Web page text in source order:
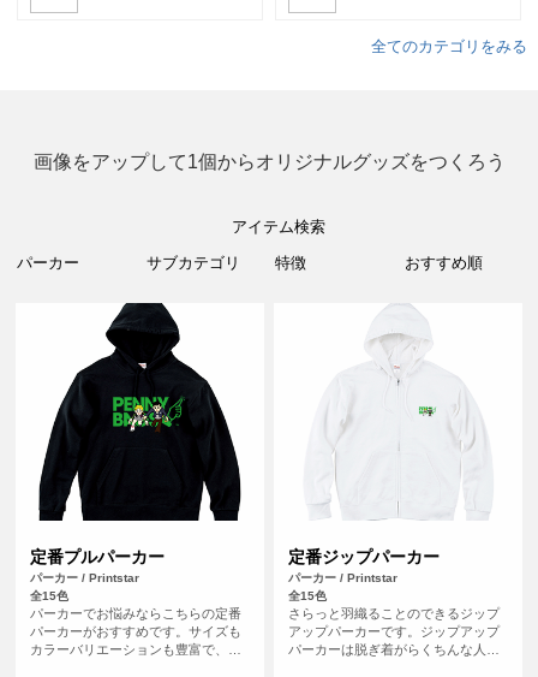
全てのカテゴリをみる
画像をアップして1個からオリジナルグッズをつくろう
アイテム検索
定番プルパーカー
パーカー / Printstar
全15色
パーカーでお悩みならこちらの定番
パーカーがおすすめです。サイズも
カラーバリエーションも豊富で、し
定番ジップパーカー
パーカー / Printstar
全15色
さらっと羽織ることのできるジップ
アップパーカーです。ジップアップ
パーカーは脱ぎ着がらくちんな人気